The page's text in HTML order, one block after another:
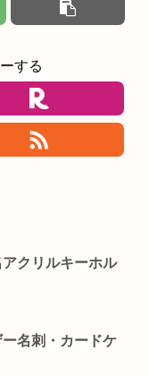
する
クリルキーホル
名刺・カードケ